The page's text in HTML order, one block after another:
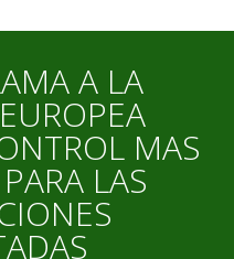
A LA
MAS
LAS